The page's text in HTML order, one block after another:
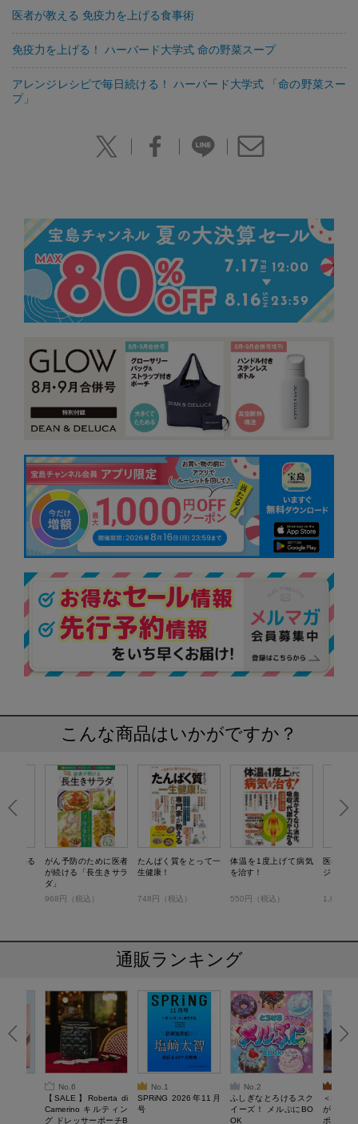
医者が教える 免疫力を上げる食事術
免疫力を上げる！ ハーバード大学式 命の野菜スープ
アレンジレシピで毎日続ける！ ハーバード大学式 「命の野菜スー
プ」
こんな商品はいかがですか？
でいる
がん予防のために医者
が続ける「長生きサラ
ダ」
968円（税込）
たんぱく質をとって一
生健康！
748円（税込）
体温を1度上げて病気
を治す！
550円（税込）
医者が考
ジュース
1,078円
通販ランキング
No.6
【SALE】Roberta di
Camerino キルティン
グ ドレッサーポーチB
No.1
SPRiNG 2026年11月
号
No.2
ふしぎなとろけるスク
イーズ！ メルぷにBO
OK
＜SALE
がある
ポーチ